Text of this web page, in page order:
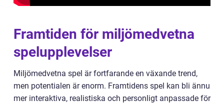
Framtiden för miljömedvetna
spelupplevelser
Miljömedvetna spel är fortfarande en växande trend,
men potentialen är enorm. Framtidens spel kan bli ännu
mer interaktiva, realistiska och personligt anpassade för